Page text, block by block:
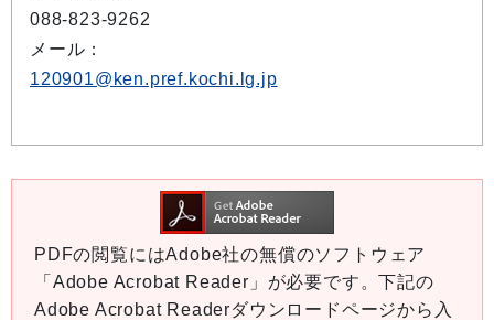
088-823-9262
メール：
120901@ken.pref.kochi.lg.jp
PDFの閲覧にはAdobe社の無償のソフトウェア
「Adobe Acrobat Reader」が必要です。下記の
Adobe Acrobat Readerダウンロードページから入